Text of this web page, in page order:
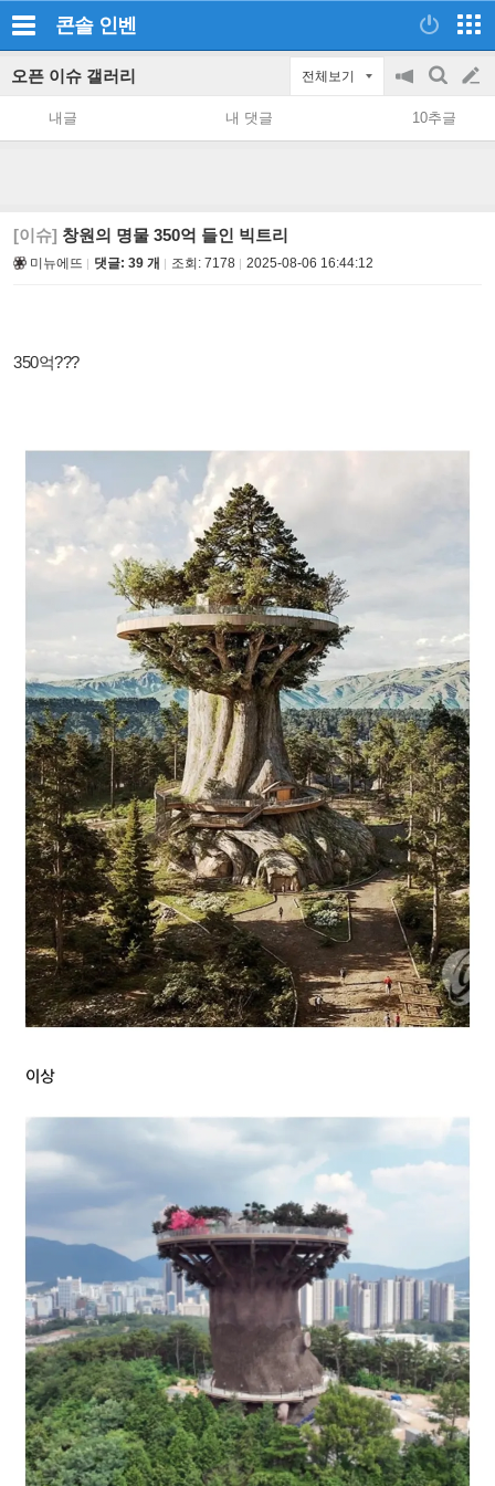
콘솔 인벤
오픈 이슈 갤러리 전체보기
공
지
on/off
검
색
글
쓰
내글 내 댓글 10추글
[이슈] 창원의 명물 350억 들인 빅트리
미뉴에뜨 댓글: 39 개 조회: 7178 2025-08-06 16:44:12
350억???